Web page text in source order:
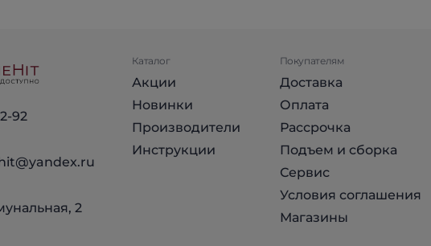
92
2
Каталог
Акции
Новинки
Производители
Инструкции
Покупателям
Доставка
Оплата
Рассрочка
Подъем и сборка
Сервис
Условия соглашения
Магазины